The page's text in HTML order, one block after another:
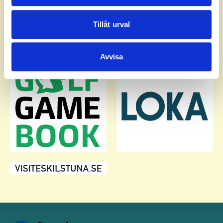
annons- och analysföretag som vi samarbetar med.
Dessa kan i sin tur kombinera informationen med annan
Tillåt urval
Avvisa